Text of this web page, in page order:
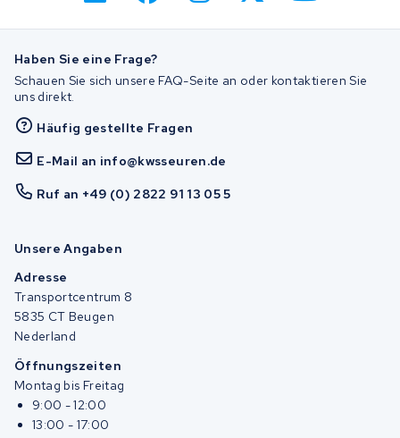
Haben Sie eine Frage?
Schauen Sie sich unsere FAQ-Seite an oder kontaktieren Sie
uns direkt.
Häufig gestellte Fragen
E-Mail an info@kwsseuren.de
Ruf an +49 (0) 2822 91 13 05 5
Unsere Angaben
Adresse
Transportcentrum 8
5835 CT Beugen
Nederland
Öffnungszeiten
Montag bis Freitag
9:00 - 12:00
13:00 - 17:00